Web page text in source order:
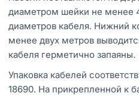
диаметром шейки не менее
диаметров кабеля. Нижний
менее двух метров
кабеля герметично запаяны.
Упаковка кабелей
18690. На прикрепленной к